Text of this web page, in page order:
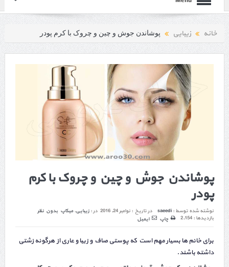
خانه زیبایی پوشاندن جوش و چین و چروک با کرم پودر
پوشاندن جوش و چین و چروک با کرم
پودر
نوشته شده توسط : saeedi در تاریخ : نوامبر 24, 2016 در : زیبایی,میکاپ بدون نظر
بازدیدها : 2,154
چاپ ایمیل
برای خانم ها بسیار مهم است که پوستی صاف و زیبا و عاری از هرگونه زشتی
داشته باشند.